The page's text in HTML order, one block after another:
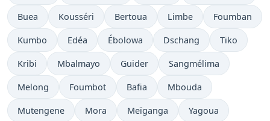
Buea Kousséri Bertoua Limbe Foumban
Kumbo Edéa Ébolowa Dschang Tiko
Kribi Mbalmayo Guider Sangmélima
Melong Foumbot Bafia Mbouda
Mutengene Mora Meïganga Yagoua